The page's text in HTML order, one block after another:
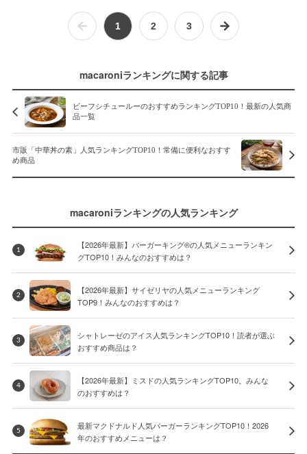
1 2 3
macaroniランキングに関する記事
ビーフシチュールーのおすすめランキングTOP10！最新の人気商
品一覧
市販「中華丼の素」人気ランキングTOP10！常備に便利なおすす
め商品
macaroniランキングの人気ランキング
1
【2026年最新】バーガーキング®の人気メニューランキン
グTOP10！みんなのおすすめは？
2
【2026年最新】サイゼリヤの人気メニューランキング
TOP9！みんなのおすすめは？
3
シャトレーゼのアイス人気ランキングTOP10！読者が選ぶ
おすすめ商品は？
4
【2026年最新】ミスドの人気ランキングTOP10。みんな
のおすすめは？
5
最新マクドナルド人気バーガーランキングTOP10！2026
年のおすすめメニューは？